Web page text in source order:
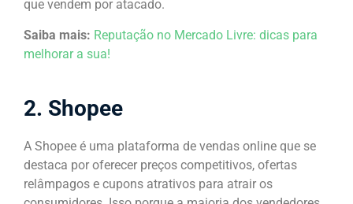
que vendem por atacado.
Saiba mais: Reputação no Mercado Livre: dicas para
melhorar a sua!
2. Shopee
A Shopee é uma plataforma de vendas online que se
destaca por oferecer preços competitivos, ofertas
relâmpagos e cupons atrativos para atrair os